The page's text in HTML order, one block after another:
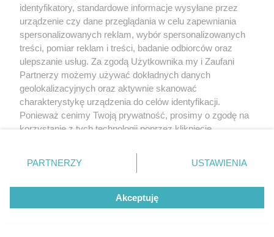
Żaden utwór zamieszczony w serwisie nie może być powielany i
rozpowszechniany lub dalej rozpowszechniany w jakikolwiek sposób (w
tym także elektroniczny lub mechaniczny) na jakimkolwiek polu
eksploatacji w jakiejkolwiek formie, włącznie z umieszczaniem w Internecie
bez pisemnej zgody właściciela praw. Jakiekolwiek użycie lub
wykorzystanie utworów w całości lub w części z naruszeniem prawa, tzn.
bez właściwej zgody, jest zabronione pod groźbą kary i może być ścigane
prawnie.
Informacje prawne
identyfikatory, standardowe informacje wysyłane przez
urządzenie czy dane przeglądania w celu zapewniania
spersonalizowanych reklam, wybór spersonalizowanych
treści, pomiar reklam i treści, badanie odbiorców oraz
ulepszanie usług. Za zgodą Użytkownika my i Zaufani
Partnerzy możemy używać dokładnych danych
geolokalizacyjnych oraz aktywnie skanować
charakterystykę urządzenia do celów identyfikacji.
Ponieważ cenimy Twoją prywatność, prosimy o zgodę na
korzystanie z tych technologii poprzez kliknięcie
zmienić/wycofać klikając przycisk ustawień prywatności
znajdujący się w lewym dolnym rogu strony
rodzaje przetwarzania danych nie wymagają zgody
użytkownika, ale masz prawo sprzeciwić się takiemu
przetwarzaniu. Preferencje będą miały zastosowanie tylko
PARTNERZY USTAWIENIA
Akceptuję